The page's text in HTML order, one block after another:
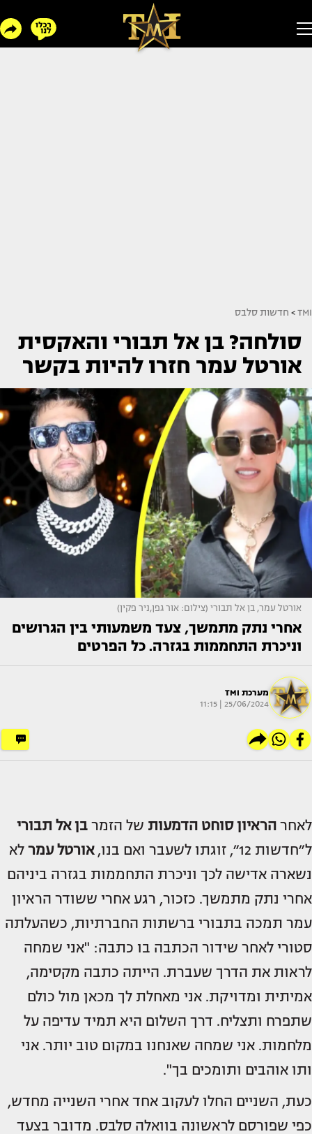
TMI
> חדשות סלבס
סולחה? בן אל תבורי והאקסית
אורטל עמר חזרו להיות בקשר
אורטל עמר, בן אל תבורי (צילום: אור גפן,ניר פקין)
אחרי נתק מתמשך, צעד משמעותי בין הגרושים
וניכרת התחממות בגזרה. כל הפרטים
מערכת TMI
25/06/2024 | 11:15
לאחר הראיון סוחט הדמעות של הזמר בן אל תבורי
ל״חדשות 12״, זוגתו לשעבר ואם בנו,
אורטל עמר לא
נשארה אדישה לכך וניכרת התחממות בגזרה ביניהם
אחרי נתק מתמשך. כזכור, רגע אחרי ששודר הראיון
עמר תמכה בתבורי ברשתות החברתיות, כשהעלתה
סטורי לאחר שידור הכתבה בו כתבה: "אני שמחה
לראות את הדרך שעברת. הייתה כתבה מקסימה,
אמיתית ומדויקת. אני מאחלת לך מכאן מול כולם
שתפרח ותצליח. דרך השלום היא תמיד עדיפה על
מלחמות. אני שמחה שאנחנו במקום טוב יותר. אני
ותו אוהבים ותומכים בך".
כעת, השניים החלו לעקוב אחד אחרי השנייה מחדש,
כפי שפורסם לראשונה בוואלה סלבס. מדובר בצעד